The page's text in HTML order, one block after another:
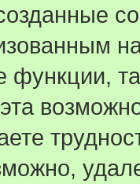
функции,